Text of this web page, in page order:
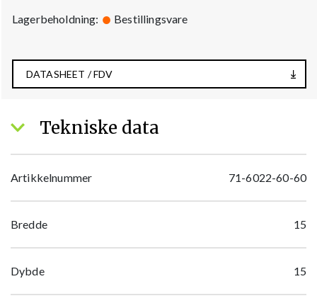
Lagerbeholdning: Bestillingsvare
DATASHEET / FDV
Tekniske data
Artikkelnummer 71-6022-60-60
Bredde 15
Dybde 15